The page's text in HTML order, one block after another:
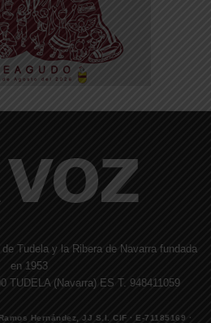
Tudela y la Ribera de Navarra fundada
en 1953
TUDELA (Navarra) ES T. 948411059
Hernández, JJ S.I. CIF · E-71185169 ·